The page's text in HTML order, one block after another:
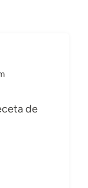
de